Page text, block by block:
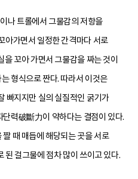
나 트롤에서 그물감의 저항을
아가면서 일정한 간격마다 서로
꼬아 가면서 그물감을 짜는 것이
형식으로 짠다. 따라서 이것은
빠지지만 실의 실질적인 굵기가
력破斷力이 약하다는 결점이 있다.
때 매듭에 해당되는 곳을 서로
된 걸그물에 점차 많이 쓰이고 있다.